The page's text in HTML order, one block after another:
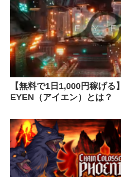
【無料で1日1,000円稼げる
EYEN（アイエン）とは？